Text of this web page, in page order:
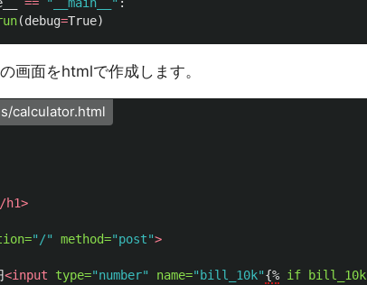
(debug=True)
画面をhtmlで作成します。
calculator.html
h1>
"/" method="post">
<input type="number" name="bill_10k"{% if bill_10k